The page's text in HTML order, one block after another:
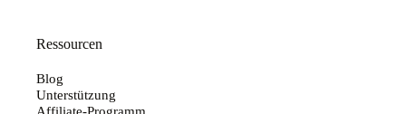
Ressourcen
Blog
Unterstützung
Affiliate-Programm